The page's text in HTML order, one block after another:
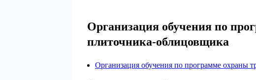
Организация обучения по
плиточника-облицовщика
Организация обучения по программе охраны